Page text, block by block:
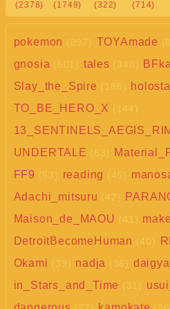
(2378) (1749) (322) (714)
pokemon (897) TOYAmade
gnosia (501) tales (348)
Slay_the_Spire (186)
TO_BE_HERO_X (144)
UNDERTALE (63)
FF9 (53) reading (45)
Adachi_mitsuru (42)
Maison_de_MAOU (41)
DetroitBecomeHuman (40)
Okami (39) nadja (36)
in_Stars_and_Time (31)